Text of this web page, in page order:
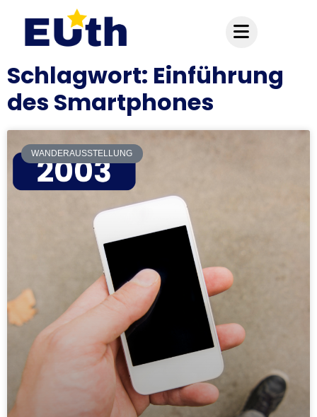
springen
Schlagwort: Einführung
des Smartphones
WANDERAUSSTELLUNG